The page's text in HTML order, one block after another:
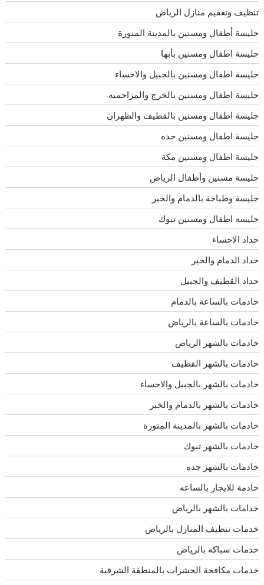
تنظيف وتعقيم منازل الرياض
جليسة أطفال ومسنين بالمدينة المنورة
جليسة اطفال ومسنين بأبها
جليسة اطفال ومسنين بالجبيل والاحساء
جليسة اطفال ومسنين بالخرج والمزاحميه
جليسة اطفال ومسنين بالقطيف والظهران
جليسة اطفال ومسنين جده
جليسة اطفال ومسنين مكة
جليسة مسنين وأطفال الرياض
جليسة وطباخة بالدمام والخبر
جليسه اطفال ومسنين تبوك
حداد الاحساء
حداد الدمام والخبر
حداد القطيف والجبيل
خادمات بالساعة بالدمام
خادمات بالساعة بالرياض
خادمات بالشهر الرياض
خادمات بالشهر القطيف
خادمات بالشهر بالجبيل والاحساء
خادمات بالشهر بالدمام والخبر
خادمات بالشهر بالمدينة المنورة
خادمات بالشهر تبوك
خادمات بالشهر جده
خادمة للايجار بالساعه
خدامات بالشهر بالرياض
خدمات تنظيف المنازل بالرياض
خدمات سباكه بالرياض
خدمات مكافحة الحشرات بالمنطقة الشرقية